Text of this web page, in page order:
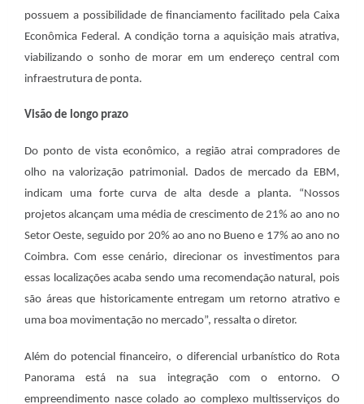
possuem a possibilidade de financiamento facilitado pela Caixa
Econômica Federal. A condição torna a aquisição mais atrativa,
viabilizando o sonho de morar em um endereço central com
infraestrutura de ponta.
Visão de longo prazo
Do ponto de vista econômico, a região atrai compradores de
olho na valorização patrimonial. Dados de mercado da EBM,
indicam uma forte curva de alta desde a planta. “Nossos
projetos alcançam uma média de crescimento de 21% ao ano no
Setor Oeste, seguido por 20% ao ano no Bueno e 17% ao ano no
Coimbra. Com esse cenário, direcionar os investimentos para
essas localizações acaba sendo uma recomendação natural, pois
são áreas que historicamente entregam um retorno atrativo e
uma boa movimentação no mercado”, ressalta o diretor.
Além do potencial financeiro, o diferencial urbanístico do Rota
Panorama está na sua integração com o entorno. O
empreendimento nasce colado ao complexo multisserviços do